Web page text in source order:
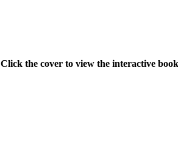
Click the cover to view the interactive